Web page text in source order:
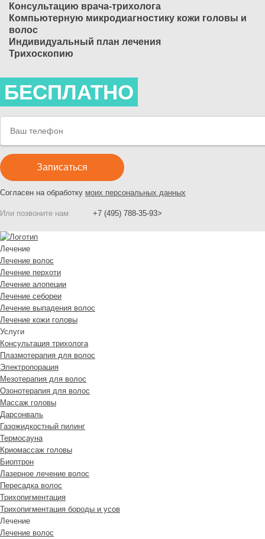
Консультацию врача-трихолога
Компьютерную микродиагностику кожи головы и
волос
Индивидуальный план лечения
Трихоскопию
БЕСПЛАТНО
Согласен на обработку моих персональных данных
Или позвоните нам +7 (495) 788-35-93>
Лечение
Лечение волос
Лечение перхоти
Лечение алопеции
Лечение себореи
Лечение выпадения волос
Лечение кожи головы
Услуги
Консультация трихолога
Плазмотерапия для волос
Электропорация
Мезотерапия для волос
Озонотерапия для волос
Массаж головы
Дарсонваль
Газожидкостный пилинг
Термосауна
Криомассаж головы
Биоптрон
Лазерное лечение волос
Пересадка волос
Трихопигментация
Трихопигментация бороды и усов
Лечение
Лечение волос